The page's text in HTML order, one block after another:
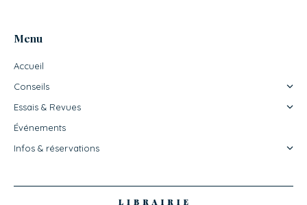
Menu
Accueil
Conseils
Essais & Revues
Événements
Infos & réservations